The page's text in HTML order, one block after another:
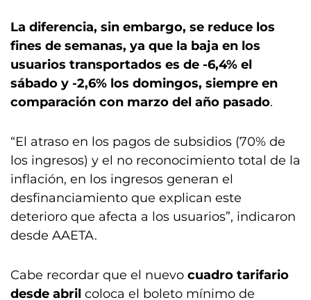
La diferencia, sin embargo, se reduce los
fines de semanas, ya que la baja en los
usuarios transportados es de -6,4% el
sábado y -2,6% los domingos, siempre en
comparación con marzo del año pasado.
“El atraso en los pagos de subsidios (70% de
los ingresos) y el no reconocimiento total de la
inflación, en los ingresos generan el
desfinanciamiento que explican este
deterioro que afecta a los usuarios”, indicaron
desde AAETA.
Cabe recordar que el nuevo cuadro tarifario
desde abril coloca el boleto mínimo de